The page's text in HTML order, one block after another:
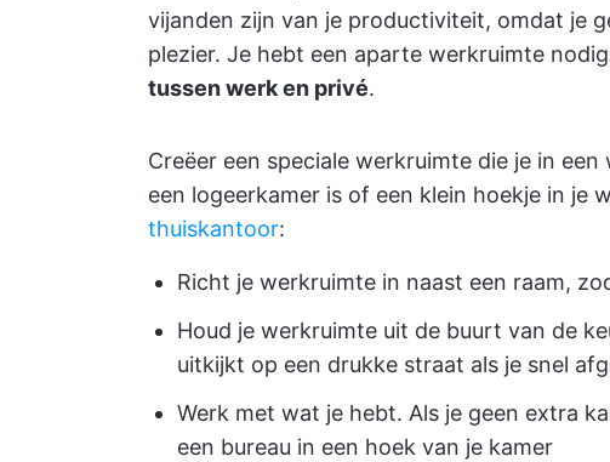
vijanden zijn van je productiviteit, omdat je
plezier. Je hebt een aparte werkruimte
tussen werk en privé.
Creëer een speciale werkruimte die je in
een logeerkamer is of een klein hoekje in je
thuiskantoor:
Richt je werkruimte in naast een raam,
Houd je werkruimte uit de buurt van de
uitkijkt op een drukke straat als je snel
Werk met wat je hebt. Als je geen extra
een bureau in een hoek van je kamer